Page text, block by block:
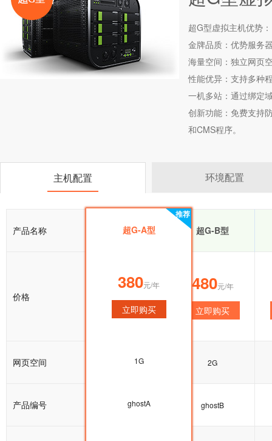
超G型虚拟主机优势：
金牌品质：优势服务
海量空间：独立网页
性能优异：支持多种
一机多站：通过绑定
创新功能：免费支持
和CMS程序。
主机配置 环境配置
产品名称 超G-A型 超G-B型
价格
380元/年
立即购买
480元/年
立即购买
网页空间 2G
产品编号 ghostA ghostB
推荐
超G-A型
380元/年
立即购买
1G
ghostA